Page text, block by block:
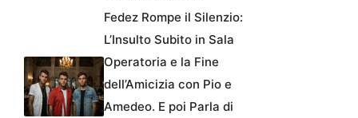
Fedez Rompe il Silenzio:
L’Insulto Subito in Sala
Operatoria e la Fine
dell’Amicizia con Pio e
Amedeo. E poi Parla di